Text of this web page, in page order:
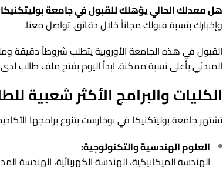
هل معدلك الحالي يؤهلك للقبول في جامعة
وإخبارك بنسبة قبولك مجاناً خلال دقائق. تواصل معنا.
القبول في هذه الجامعة الأوروبية يتطلب شروطاً دقيقة
المبدئي بأعلى نسبة ممكنة. ابدأ اليوم بفتح ملف طالب لدى
الكليات والبرامج الأكثر شعبية
تشتهر جامعة بوليتكنيكا في بوخارست بتنوع برامجها
العلوم الهندسية والتكنولوجية:
الهندسة الميكانيكية، الهندسة الكهربائية، الهندسة